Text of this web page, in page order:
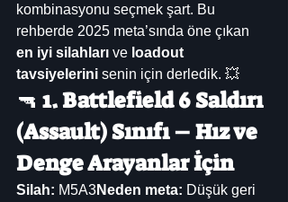
kombinasyonu seçmek şart. Bu
rehberde 2025 meta’sında öne çıkan
en iyi silahları ve loadout
tavsiyelerini senin için derledik. 💥
🔫 1. Battlefield 6 Saldırı
(Assault) Sınıfı – Hız ve
Denge Arayanlar İçin
Silah: M5A3Neden meta: Düşük geri